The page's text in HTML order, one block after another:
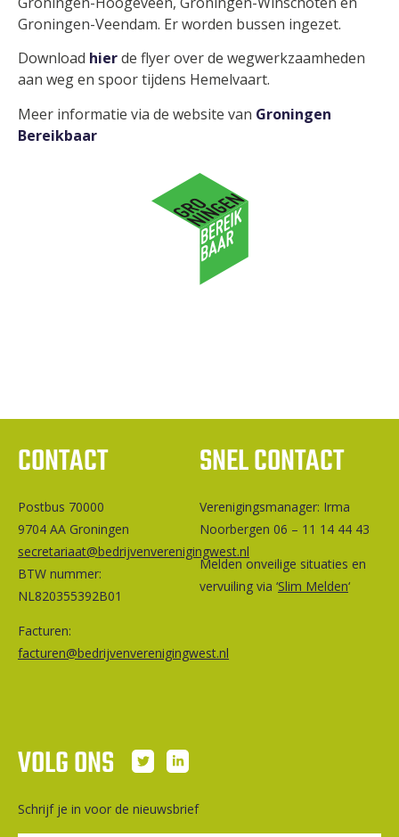
Groningen-Veendam. Er worden bussen ingezet.
Download hierde flyer over de wegwerkzaamheden
aan weg en spoor tijdens Hemelvaart.
Meer informatie via de website van Groningen
Bereikbaar
CONTACT
Postbus 70000
9704 AA Groningen
secretariaat@bedrijvenverenigingwest.nl
BTW nummer:
NL820355392B01
Facturen:
facturen@bedrijvenverenigingwest.nl
SNEL CONTACT
Ver­e­ni­gings­ma­na­ger: Irma
Noorbergen 06 – 11 14 44 43
Melden onveilige situaties en
vervuiling via ‘Slim Melden‘
VOLG ONS
Schrijf je in voor de nieuwsbrief